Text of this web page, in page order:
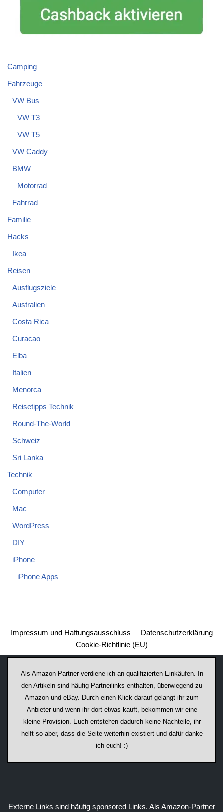
Camping
Fahrzeuge
VW Bus
VW T3
VW T5
VW Caddy
BMW
Motorrad
Fahrrad
Familie
Hacks
Ikea
Reisen
Ausflugsziele
Australien
Costa Rica
Curacao
Elba
Italien
Menorca
Reisetipps Technik
Round-The-World
Schweiz
Sri Lanka
Technik
Computer
Mac
WordPress
DIY
iPhone
iPhone Apps
Impressum und Haftungsausschluss
Datenschutzerklärung
Cookie-Richtlinie (EU)
Als Amazon Partner verdiene ich an qualifizierten Einkäufen. In
den Artikeln sind häufig Partnerlinks enthalten, überwiegend zu
Amazon und eBay. Durch einen Klick darauf ge­lan­gt ihr zum
Anbieter und wenn ihr dort etwas kauft, bekommen wir ei­ne
kleine Provision. Euch entstehen dadurch keine Nachteile, ihr
helft so aber, dass die Seite weiterhin existiert und dafür danke
ich euch! :)
Externe Links sind häufig sponsored Links. Als Amazon-Partner